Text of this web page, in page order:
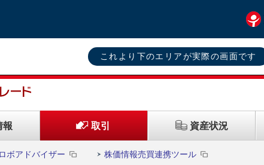
これより下のエリアが実際の画面です
報 取引 資産状況
ロボアドバイザー 株価情報売買連携ツール